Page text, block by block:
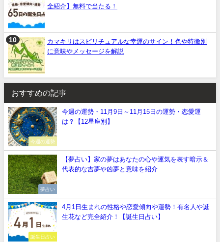
全紹介】無料で当たる！
カマキリはスピリチュアルな幸運のサイン！色や特徴別
に意味やメッセージを解説
おすすめの記事
今週の運勢
今週の運勢・11月9日～11月15日の運勢・恋愛運
は？【12星座別】
夢占い
【夢占い】家の夢はあなたの心や運気を表す暗示＆
代表的な吉夢や凶夢と意味を紹介
誕生日占い
4月1日生まれの性格や恋愛傾向や運勢！有名人や誕
生花など完全紹介！【誕生日占い】